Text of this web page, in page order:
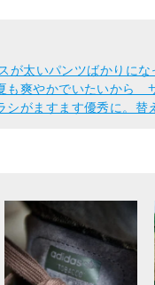
が太いパンツばかりにな
も爽やかでいたいから
シがますます優秀に。替